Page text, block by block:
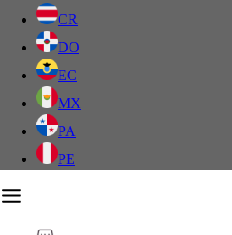
CR
DO
EC
MX
PA
PE